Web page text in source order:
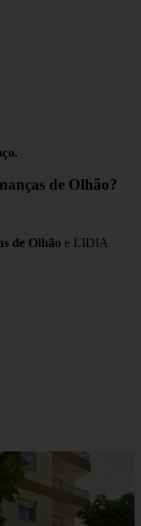
de Olhão?
de Olhão e LIDIA